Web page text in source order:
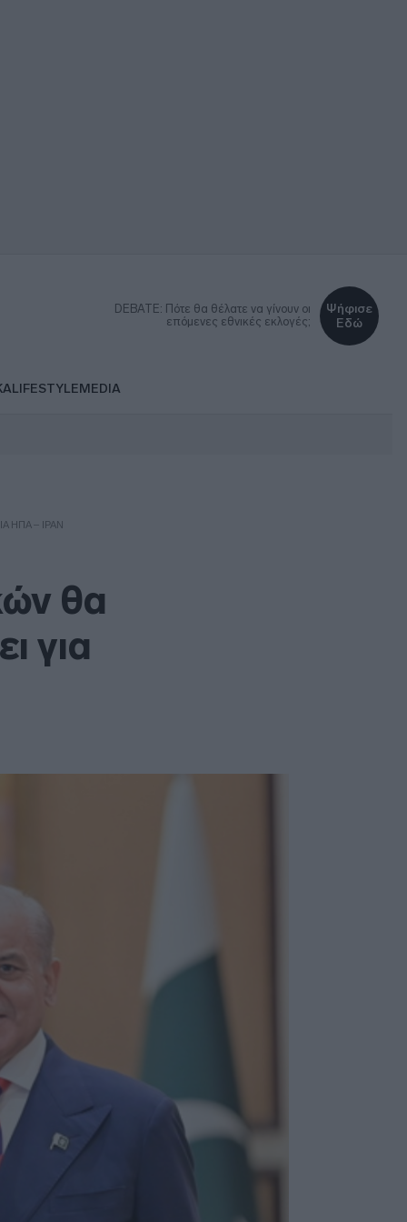
DEBATE: Πότε θα θέλατε να γίνουν οι
επόμενες εθνικές εκλογές;
Ψήφισε
Εδώ
LIFESTYLEMEDIA
ΗΠΑ – ΙΡΆΝ
θα
για